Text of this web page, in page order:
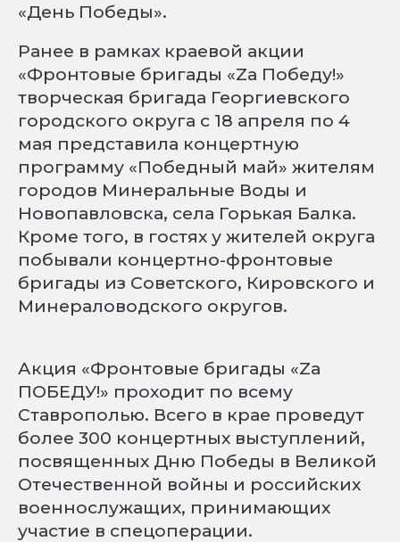
«День Победы».
Ранее в рамках краевой акции
«Фронтовые бригады «Zа Победу!»
творческая бригада Георгиевского
городского округа с 18 апреля по 4
мая представила концертную
программу «Победный май» жителям
городов Минеральные Воды и
Новопавловска, села Горькая Балка.
Кроме того, в гостях у жителей округа
побывали концертно-фронтовые
бригады из Советского, Кировского и
Минераловодского округов.
Акция «Фронтовые бригады «Za
ПОБЕДУ!» проходит по всему
Ставрополью. Всего в крае проведут
более 300 концертных выступлений,
посвященных Дню Победы в Великой
Отечественной войны и российских
военнослужащих, принимающих
участие в спецоперации.